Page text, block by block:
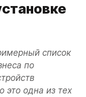
список
по
это одна из тех